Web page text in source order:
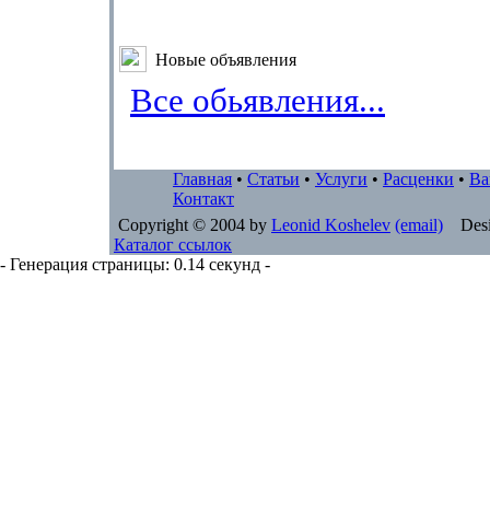
Новые объявления
Все обьявления...
Главная • Статьи • Услуги • Расценки •
Контакт
Copyright © 2004 by Leonid Koshelev (email)
Каталог ссылок
- Генерация страницы: 0.14 секунд -